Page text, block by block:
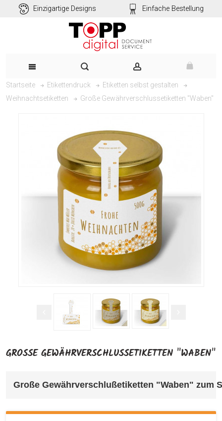
Einzigartige Designs Einfache Bestellung
Startseite Etikettendruck
Etiketten selbst gestalten
Weihnachtsetiketten
Große Gewährverschlussetiketten "Waben"
GROSSE GEWÄHRVERSCHLUSSETIKETTEN "WABEN"
Große Gewährverschlußetiketten "Waben" zum